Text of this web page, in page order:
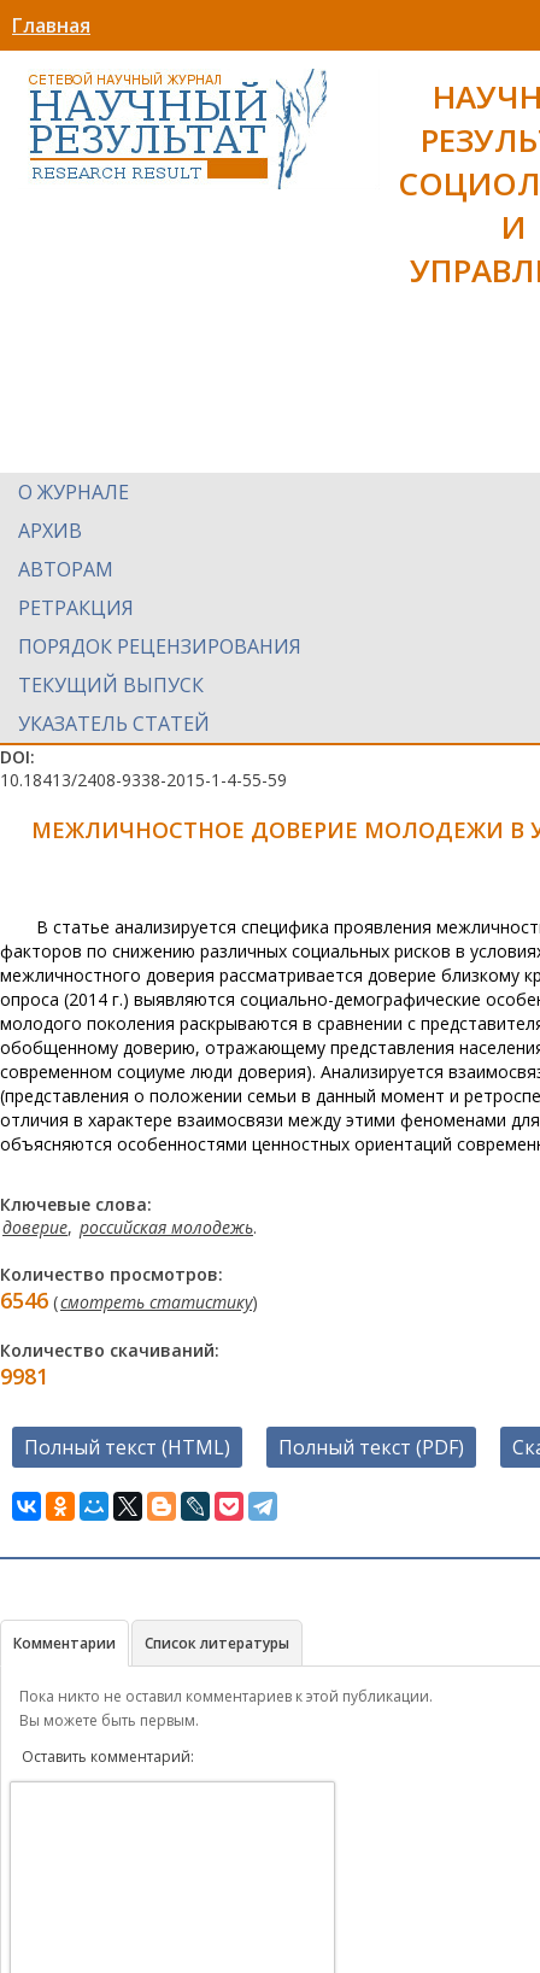
Главная
И
О ЖУРНАЛЕ
АРХИВ
АВТОРАМ
РЕТРАКЦИЯ
ПОРЯДОК РЕЦЕНЗИРОВАНИЯ
ТЕКУЩИЙ ВЫПУСК
УКАЗАТЕЛЬ СТАТЕЙ
DOI:
10.18413/2408-9338-2015-1-4-55-59
МЕЖЛИЧНОСТНОЕ ДОВЕРИЕ МОЛОДЕЖИ В
В статье анализируется специфика проявления
факторов по снижению различных социальных рисков в
межличностного доверия рассматривается доверие близкому
опроса (2014 г.) выявляются социально-демографические
молодого поколения раскрываются в сравнении с
обобщенному доверию, отражающему представления
современном социуме люди доверия). Анализируется
(представления о положении семьи в данный момент и
отличия в характере взаимосвязи между этими феноменами
объясняются особенностями ценностных ориентаций
Ключевые слова:
доверие, российская молодежь.
Количество просмотров:
6546 (смотреть статистику)
Количество скачиваний:
9981
Полный текст (HTML) Полный текст (PDF)
Комментарии Список литературы
Пока никто не оставил комментариев к этой публикации.
Вы можете быть первым.
Оставить комментарий: